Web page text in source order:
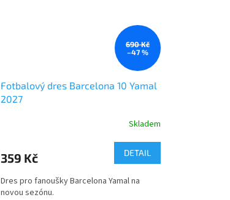
690 Kč
–47 %
Fotbalový dres Barcelona 10 Yamal
2027
Skladem
359 Kč DETAIL
Dres pro fanoušky Barcelona Yamal na
novou sezónu.